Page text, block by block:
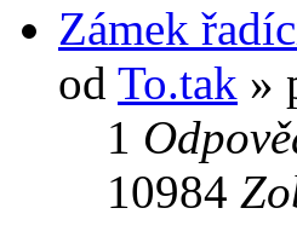
Zámek
od To.tak »
1
10984